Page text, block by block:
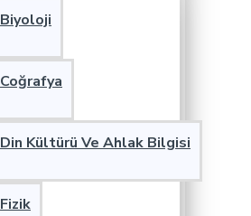
Biyoloji
Coğrafya
Din Kültürü Ve Ahlak Bilgisi
Fizik